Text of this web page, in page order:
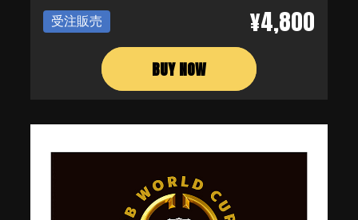
受注販売 ¥4,800
BUY NOW